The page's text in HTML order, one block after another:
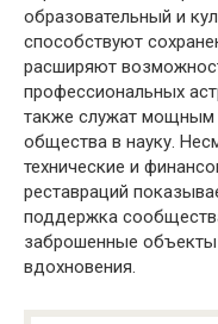
образовательный и
способствуют
расширяют
профессиональных
также служат мощным
общества в науку.
технические и
реставраций
поддержка
заброшенные объекты
вдохновения.